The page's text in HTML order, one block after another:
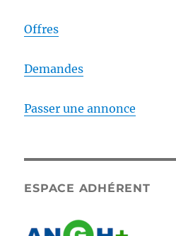
Offres
Demandes
Passer une annonce
ESPACE ADHÉRENT